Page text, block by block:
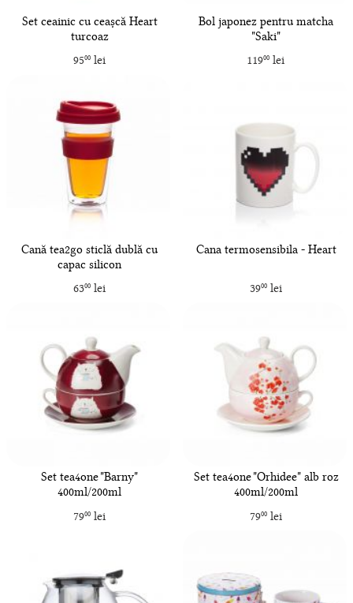
Set ceainic cu ceașcă Heart
turcoaz
9500lei
Bol japonez pentru matcha
"Saki"
11900 lei
Cană tea2go sticlă dublă cu
capac silicon
6300lei
Cana termosensibila - Heart
3900lei
Set tea4one "Barny"
400ml/200ml
7900lei
Set tea4one "Orhidee" alb roz
400ml/200ml
7900lei